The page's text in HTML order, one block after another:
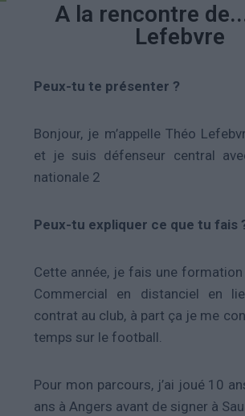
A la rencontre
Lefebvre
Peux-tu te présenter ?
Bonjour, je m’appelle Théo
et je suis défenseur central
nationale 2
Peux-tu expliquer ce que tu fais
Cette année, je fais une
Commercial en distanciel en
contrat au club, à part ça je me
temps sur le football.
Pour mon parcours, j’ai joué 10
ans à Angers avant de signer à